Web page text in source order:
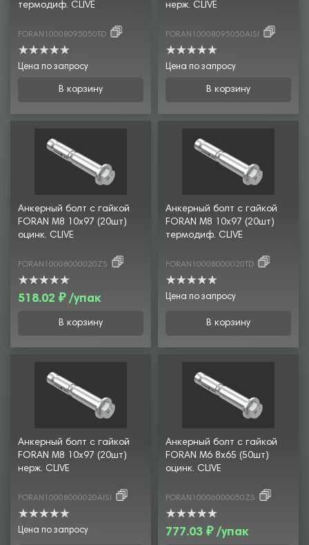
термодиф. CLIVE
FORAN10008095050TD
Цена по запросу
В корзину
нерж. CLIVE
FORAN10008095050AISI
Цена по запросу
В корзину
Анкерный болт с гайкой
FORAN М8 10х97 (20шт)
оцинк. CLIVE
FORAN10008000020ZS
518.02 ₽ /упак
В корзину
Анкерный болт с гайкой
FORAN М8 10х97 (20шт)
термодиф. CLIVE
FORAN10008000020TD
Цена по запросу
В корзину
Анкерный болт с гайкой
FORAN М8 10х97 (20шт)
нерж. CLIVE
FORAN10008000020AISI
Цена по запросу
Анкерный болт с гайкой
FORAN М6 8х65 (50шт)
оцинк. CLIVE
FORAN10006000050ZS
777.03 ₽ /упак